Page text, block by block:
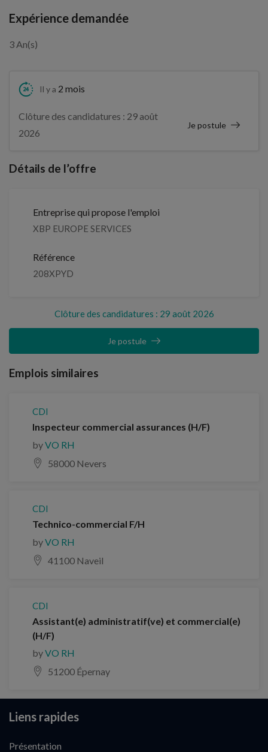
Expérience demandée
3 An(s)
Il y a 2 mois
Clôture des candidatures : 29 août
2026
Je postule
Détails de l’offre
Entreprise qui propose l'emploi
XBP EUROPE SERVICES
Référence
208XPYD
Clôture des candidatures : 29 août 2026
Je postule
Emplois similaires
CDI
Inspecteur commercial assurances (H/F)
byVO RH
58000 Nevers
CDI
Technico-commercial F/H
byVO RH
41100 Naveil
CDI
Assistant(e) administratif(ve) et commercial(e)
(H/F)
byVO RH
51200 Épernay
Liens rapides
Présentation